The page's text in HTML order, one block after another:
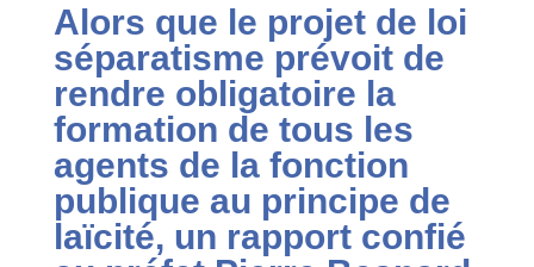
Alors que le projet de loi
séparatisme prévoit de
rendre obligatoire la
formation de tous les
agents de la fonction
publique au principe de
laïcité, un rapport confié